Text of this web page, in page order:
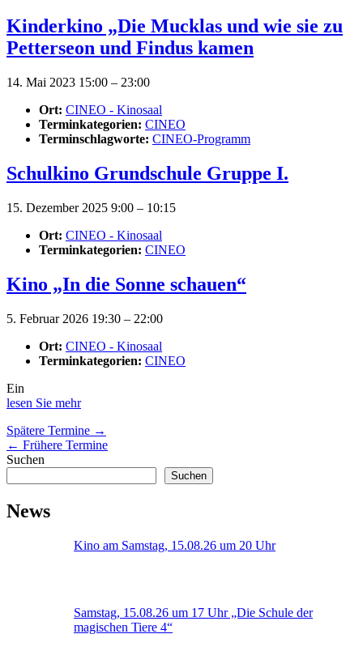
Kinderkino „Die Mucklas und wie sie zu
Petterseon und Findus kamen
14. Mai 2023 15:00 – 23:00
Ort: CINEO - Kinosaal
Terminkategorien: CINEO
Terminschlagworte: CINEO-Programm
Schulkino Grundschule Gruppe I.
15. Dezember 2025 9:00 – 10:15
Ort: CINEO - Kinosaal
Terminkategorien: CINEO
Kino „In die Sonne schauen“
5. Februar 2026 19:30 – 22:00
Ort: CINEO - Kinosaal
Terminkategorien: CINEO
Ein
lesen Sie mehr
Spätere Termine →
← Frühere Termine
Suchen
Suchen
News
Kino am Samstag, 15.08.26 um 20 Uhr
Samstag, 15.08.26 um 17 Uhr „Die Schule der
magischen Tiere 4“